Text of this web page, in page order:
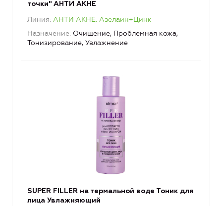
точки" АНТИ АКНЕ
Линия АНТИ АКНЕ. Азелаин+Цинк
Назначение Очищение, Проблемная кожа,
Тонизирование, Увлажнение
SUPER FILLER на термальной воде Тоник для
лица Увлажняющий